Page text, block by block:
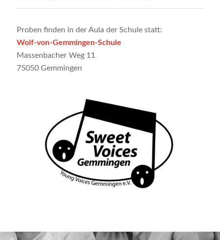
Proben finden in der Aula der Schule statt:
Wolf-von-Gemmingen-Schule
Massenbacher Weg 11
75050 Gemmingen